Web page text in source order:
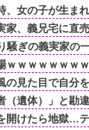
女の子が生ま
、義兄宅に直
騒ぎの義実家の
ｗｗｗｗｗｗｗ
見た目で自分
（遺体）」と勘
開けたら地獄…